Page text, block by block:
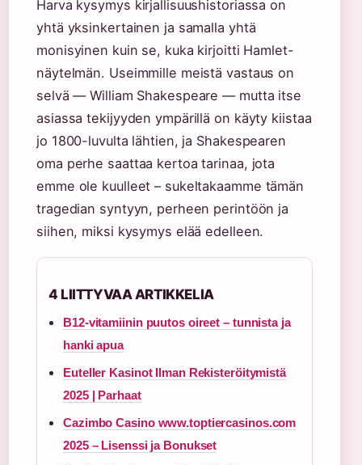
Harva kysymys kirjallisuushistoriassa on
yhtä yksinkertainen ja samalla yhtä
monisyinen kuin se, kuka kirjoitti Hamlet-
näytelmän. Useimmille meistä vastaus on
selvä — William Shakespeare — mutta itse
asiassa tekijyyden ympärillä on käyty kiistaa
jo 1800-luvulta lähtien, ja Shakespearen
oma perhe saattaa kertoa tarinaa, jota
emme ole kuulleet – sukeltakaamme tämän
tragedian syntyyn, perheen perintöön ja
siihen, miksi kysymys elää edelleen.
4 LIITTYVAA ARTIKKELIA
B12-vitamiinin puutos oireet – tunnista ja
hanki apua
Euteller Kasinot Ilman Rekisteröitymistä
2025 | Parhaat
Cazimbo Casino www.toptiercasinos.com
2025 – Lisenssi ja Bonukset